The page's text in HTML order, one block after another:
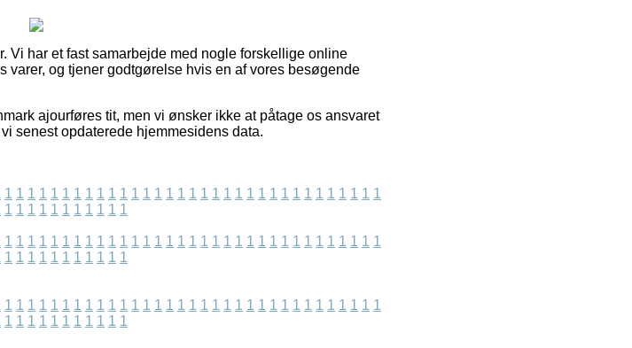
har et fast samarbejde med nogle forskellige online
varer, og tjener godtgørelse hvis en af vores besøgende
ajourføres tit, men vi ønsker ikke at påtage os ansvaret
senest opdaterede hjemmesidens data.
1 1 1 1 1 1 1 1 1 1 1 1 1 1 1 1 1 1 1 1 1 1 1 1 1 1 1 1 1 1 1 1 1
1 1 1 1 1 1 1 1 1 1 1
1 1 1 1 1 1 1 1 1 1 1 1 1 1 1 1 1 1 1 1 1 1 1 1 1 1 1 1 1 1 1 1 1
1 1 1 1 1 1 1 1 1 1 1
1 1 1 1 1 1 1 1 1 1 1 1 1 1 1 1 1 1 1 1 1 1 1 1 1 1 1 1 1 1 1 1 1
1 1 1 1 1 1 1 1 1 1 1